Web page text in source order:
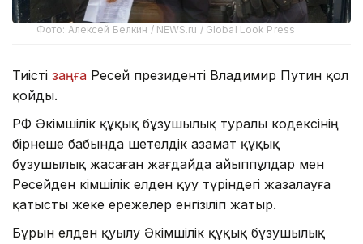
Фото: Алексей Белкин / NEWS.ru / Global Look Press
Тиісті заңға Ресей президенті Владимир Путин қол
қойды.
РФ Әкімшілік құқық бұзушылық туралы кодексінің
бірнеше бабында шетелдік азамат құқық
бұзушылық жасаған жағдайда айыппұлдар мен
Ресейден әкімшілік елден қуу түріндегі жазалауға
қатысты жеке ережелер енгізіліп жатыр.
Бұрын елден қуылу Әкімшілік құқық бұзушылық